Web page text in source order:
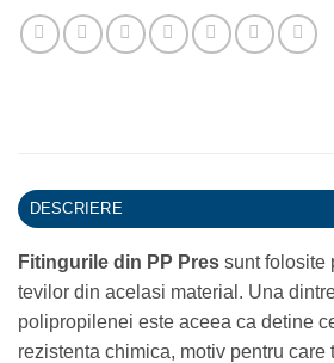
DESCRIERE
Fitingurile din PP Pres sunt folosite
tevilor din acelasi material. Una
polipropilenei este aceea ca detine
rezistenta chimica, motiv pentru